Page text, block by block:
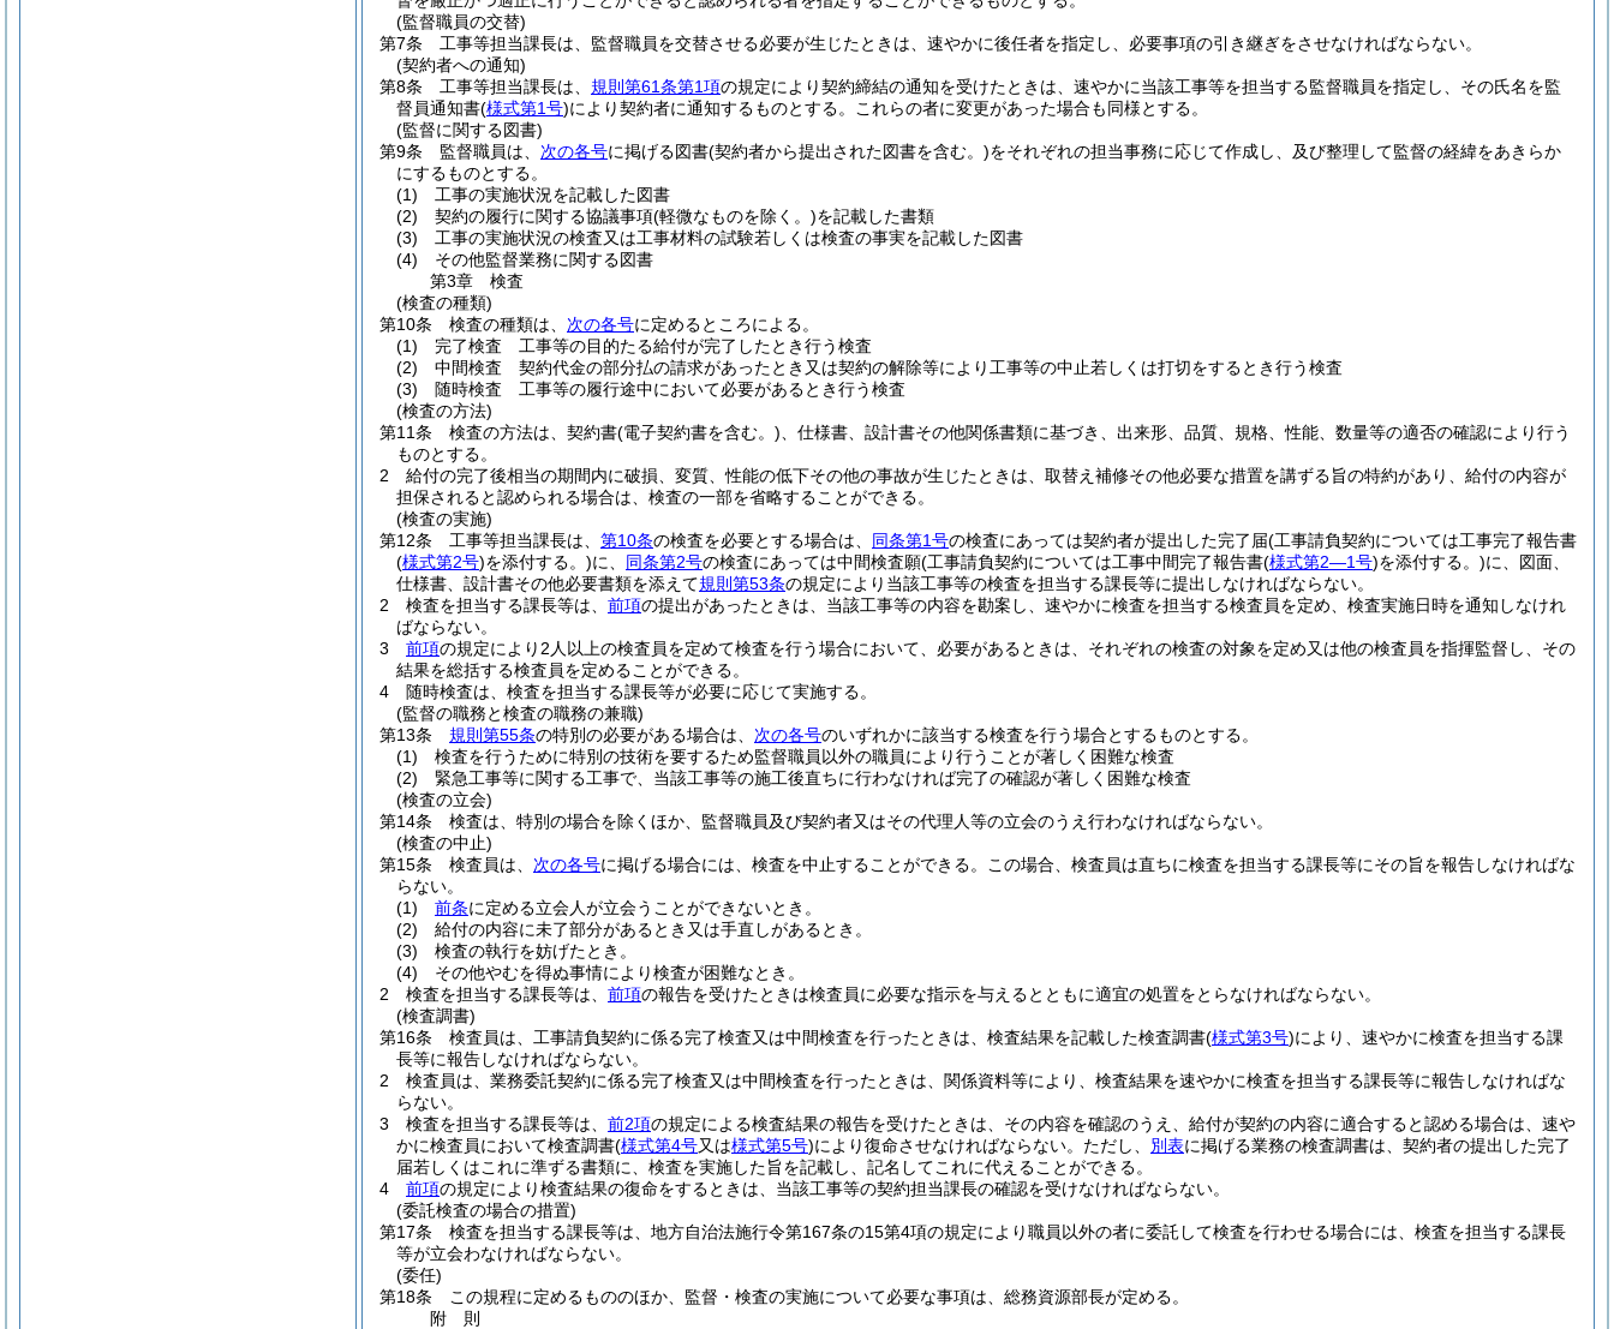
(監督職員の交替)
第7条
工事等担当課長は、監督職員を交替させる必要が生じたときは、速やかに後任者を指定し、必要事項の引き継ぎをさせなければならない。
(契約者への通知)
第8条
工事等担当課長は、 規則第61条第1項の規定により契約締結の通知を受けたときは、速やかに当該工事等を担当する監督職員を指定し、その氏名を監
督員通知書(様式第1号)により契約者に通知するものとする。
これらの者に変更があった場合も同様とする。
(監督に関する図書)
第9条
監督職員は、 次の各号に掲げる図書(契約者から提出された図書を含む。)をそれぞれの担当事務に応じて作成し、及び整理して監督の経緯をあきらか
にするものとする。
(1)
工事の実施状況を記載した図書
(2)
契約の履行に関する協議事項(軽微なものを除く。)を記載した書類
(3)
工事の実施状況の検査又は工事材料の試験若しくは検査の事実を記載した図書
(4)
その他監督業務に関する図書
第3章
検査
(検査の種類)
第10条
検査の種類は、 次の各号に定めるところによる。
(1)
完了検査 工事等の目的たる給付が完了したとき行う検査
(2)
中間検査 契約代金の部分払の請求があったとき又は契約の解除等により工事等の中止若しくは打切をするとき行う検査
(3)
随時検査 工事等の履行途中において必要があるとき行う検査
(検査の方法)
第11条
検査の方法は、契約書(電子契約書を含む。) 、仕様書、設計書その他関係書類に基づき、出来形、品質、規格、性能、数量等の適否の確認により行う
ものとする。
2
給付の完了後相当の期間内に破損、変質、性能の低下その他の事故が生じたときは、取替え補修その他必要な措置を講ずる旨の特約があり、給付の内容が
担保されると認められる場合は、検査の一部を省略することができる。
(検査の実施)
第12条
工事等担当課長は、 第10条の検査を必要とする場合は、 同条第1号の検査にあっては契約者が提出した完了届(工事請負契約については工事完了報告書
(様式第2号)を添付する。)に、 同条第2号の検査にあっては中間検査願(工事請負契約については工事中間完了報告書(様式第2―1号)を添付する。)に、図面、
仕様書、設計書その他必要書類を添えて規則第53条の規定により当該工事等の検査を担当する課長等に提出しなければならない。
2
検査を担当する課長等は、 前項の提出があったときは、当該工事等の内容を勘案し、速やかに検査を担当する検査員を定め、検査実施日時を通知しなけれ
ばならない。
3
前項の規定により2人以上の検査員を定めて検査を行う場合において、必要があるときは、それぞれの検査の対象を定め又は他の検査員を指揮監督し、その
結果を総括する検査員を定めることができる。
4
随時検査は、検査を担当する課長等が必要に応じて実施する。
(監督の職務と検査の職務の兼職)
第13条
規則第55条の特別の必要がある場合は、 次の各号のいずれかに該当する検査を行う場合とするものとする。
(1)
検査を行うために特別の技術を要するため監督職員以外の職員により行うことが著しく困難な検査
(2)
緊急工事等に関する工事で、当該工事等の施工後直ちに行わなければ完了の確認が著しく困難な検査
(検査の立会)
第14条
検査は、特別の場合を除くほか、監督職員及び契約者又はその代理人等の立会のうえ行わなければならない。
(検査の中止)
第15条
検査員は、 次の各号に掲げる場合には、検査を中止することができる。
この場合、検査員は直ちに検査を担当する課長等にその旨を報告しなければな
らない。
(1)
前条に定める立会人が立会うことができないとき。
(2)
給付の内容に未了部分があるとき又は手直しがあるとき。
(3)
検査の執行を妨げたとき。
(4)
その他やむを得ぬ事情により検査が困難なとき。
2
検査を担当する課長等は、 前項の報告を受けたときは検査員に必要な指示を与えるとともに適宜の処置をとらなければならない。
(検査調書)
第16条
検査員は、工事請負契約に係る完了検査又は中間検査を行ったときは、検査結果を記載した検査調書(様式第3号)により、速やかに検査を担当する課
長等に報告しなければならない。
2
検査員は、業務委託契約に係る完了検査又は中間検査を行ったときは、関係資料等により、検査結果を速やかに検査を担当する課長等に報告しなければな
らない。
3
検査を担当する課長等は、 前2項の規定による検査結果の報告を受けたときは、その内容を確認のうえ、給付が契約の内容に適合すると認める場合は、速や
かに検査員において検査調書(様式第4号又は様式第5号)により復命させなければならない。 ただし、 別表に掲げる業務の検査調書は、契約者の提出した完了
届若しくはこれに準ずる書類に、検査を実施した旨を記載し、記名してこれに代えることができる。
4
前項の規定により検査結果の復命をするときは、当該工事等の契約担当課長の確認を受けなければならない。
(委託検査の場合の措置)
第17条
検査を担当する課長等は、地方自治法施行令第167条の15第4項の規定により職員以外の者に委託して検査を行わせる場合には、検査を担当する課長
等が立会わなければならない。
(委任)
第18条
この規程に定めるもののほか、監督・検査の実施について必要な事項は、総務資源部長が定める。
附 則